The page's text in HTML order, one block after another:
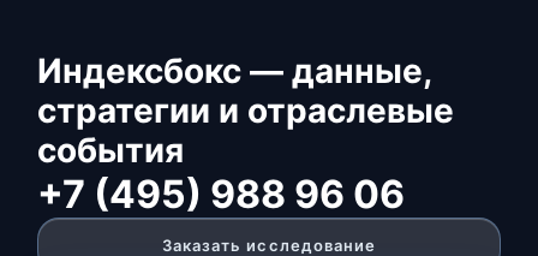
Индексбокс — данные,
стратегии и отраслевые
события
+7 (495) 988 96 06
Заказать исследование